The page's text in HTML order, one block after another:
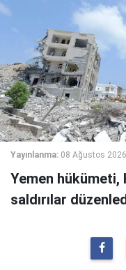
Yayınlanma: 08 Ağustos
Yemen
saldırılar